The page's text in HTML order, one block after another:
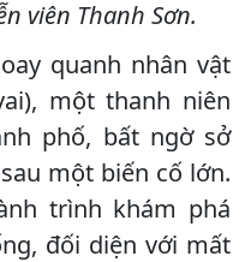
viên Thanh Sơn.
quanh nhân vật
một thanh niên
phố, bất ngờ sở
một biến cố lớn.
trình khám phá
đối diện với mất